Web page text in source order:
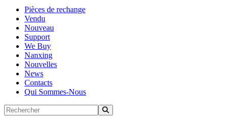
Pièces de rechange
Vendu
Nouveau
Support
We Buy
Nanxing
Nouvelles
News
Contacts
Qui Sommes-Nous